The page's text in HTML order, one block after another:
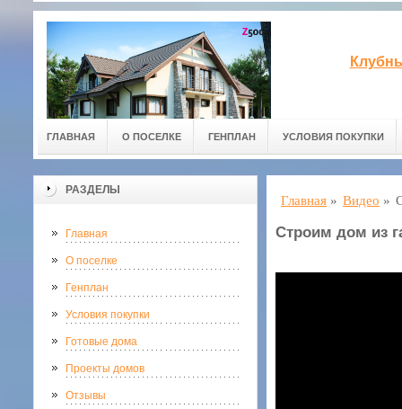
ГЛАВНАЯ О ПОСЕЛКЕ ГЕНПЛАН УСЛОВИЯ ПОКУПКИ
РАЗДЕЛЫ
Главная
О поселке
Генплан
Условия покупки
Готовые дома
Проекты домов
Отзывы
Главная » Видео »
Строим дом из